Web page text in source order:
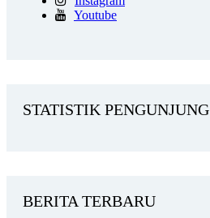
Youtube
STATISTIK PENGUNJUNG
BERITA TERBARU